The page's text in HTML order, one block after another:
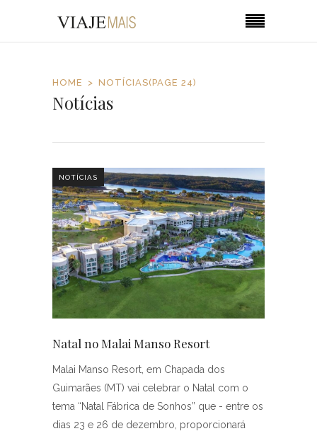
HOME NOTÍCIAS(PAGE 24)
Notícias
NOTÍCIAS
Natal no Malai Manso Resort
Malai Manso Resort, em Chapada dos
Guimarães (MT) vai celebrar o Natal com o
tema “Natal Fábrica de Sonhos” que - entre os
dias 23 e 26 de dezembro, proporcionará